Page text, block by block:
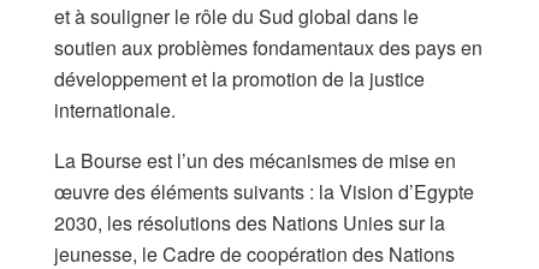
et à souligner le rôle du Sud global dans le
soutien aux problèmes fondamentaux des pays en
développement et la promotion de la justice
internationale.
La Bourse est l’un des mécanismes de mise en
œuvre des éléments suivants : la Vision d’Egypte
2030, les résolutions des Nations Unies sur la
jeunesse, le Cadre de coopération des Nations